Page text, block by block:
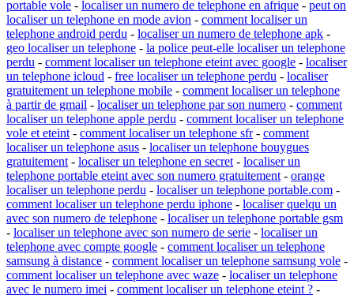
portable vole - localiser un numero de telephone en afrique - peut on
localiser un telephone en mode avion - comment localiser un
telephone android perdu - localiser un numero de telephone apk -
geo localiser un telephone - la police peut-elle localiser un telephone
perdu - comment localiser un telephone eteint avec google - localiser
un telephone icloud - free localiser un telephone perdu - localiser
gratuitement un telephone mobile - comment localiser un telephone
à partir de gmail - localiser un telephone par son numero - comment
localiser un telephone apple perdu - comment localiser un telephone
vole et eteint - comment localiser un telephone sfr- comment
localiser un telephone asus - localiser un telephone bouygues
gratuitement - localiser un telephone en secret - localiser un
telephone portable eteint avec son numero gratuitement - orange
localiser un telephone perdu - localiser un telephone portable.com -
comment localiser un telephone perdu iphone - localiser quelqu un
avec son numero de telephone - localiser un telephone portable gsm
- localiser un telephone avec son numero de serie - localiser un
telephone avec compte google - comment localiser un telephone
samsung à distance - comment localiser un telephone samsung vole -
comment localiser un telephone avec waze - localiser un telephone
avec le numero imei - comment localiser un telephone eteint ? -